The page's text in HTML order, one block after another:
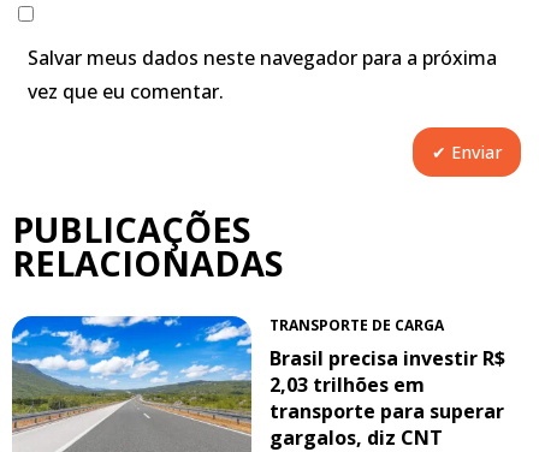
Salvar meus dados neste navegador para a próxima
vez que eu comentar.
PUBLICAÇÕES
RELACIONADAS
TRANSPORTE DE CARGA
Brasil precisa investir R$
2,03 trilhões em
transporte para superar
gargalos, diz CNT